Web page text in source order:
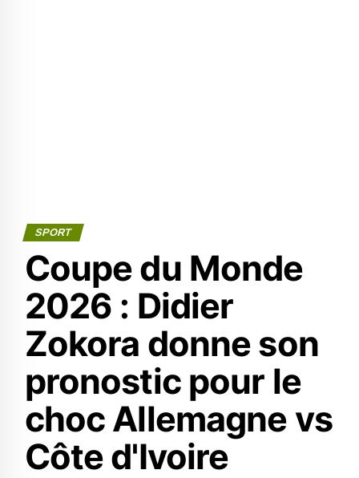
SPORT
Coupe du Monde
2026 : Didier
Zokora donne son
pronostic pour le
choc Allemagne vs
Côte d'Ivoire